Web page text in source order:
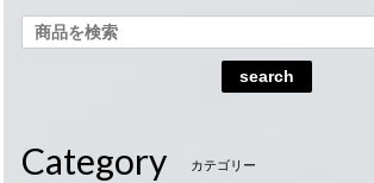
search
Category カテゴリー